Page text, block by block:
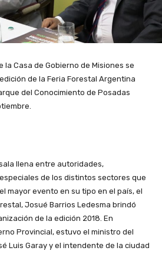
la Casa de Gobierno de Misiones se
de la Feria Forestal Argentina
del Conocimiento de Posadas
llena entre autoridades,
de los distintos sectores que
mayor evento en su tipo en el país, el
Josué Barrios Ledesma brindó
de la edición 2018. En
Provincial, estuvo el ministro del
Luis Garay y el intendente de la ciudad